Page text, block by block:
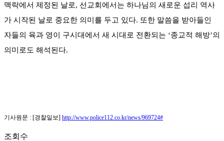
맥락에서 제정된 날로, 선교회에서는 하나님의 새로운 섭리 역사
가 시작된 날로 중요한 의미를 두고 있다. 또한 말씀을 받아들인
자들의 육과 영이 구시대에서 새 시대로 전환되는 ‘종교적 해방’의
의미로도 해석된다.
기사원문 : [경찰일보] http://www.police112.co.kr/news/969724#
조회수